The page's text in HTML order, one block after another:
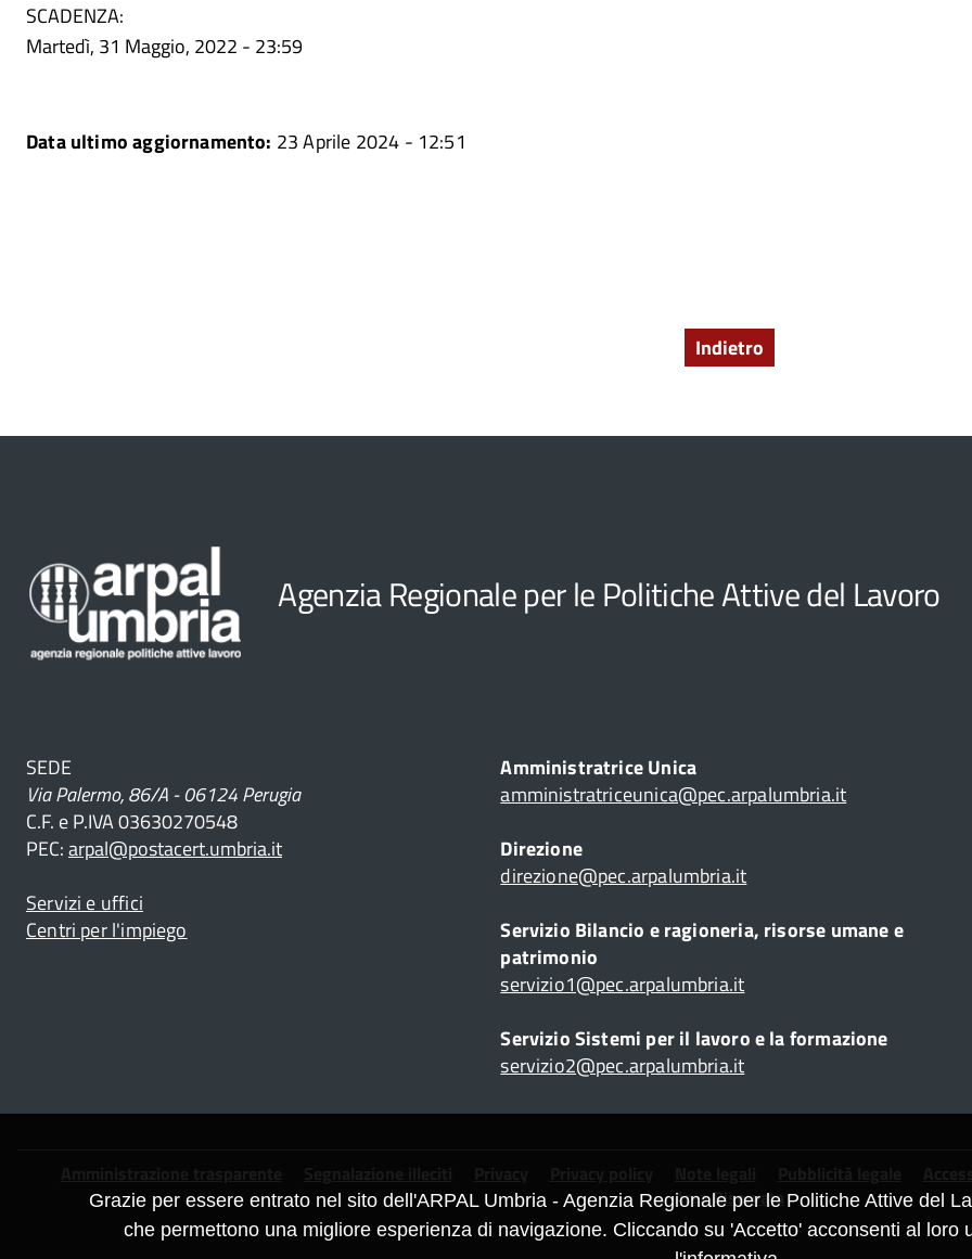
SCADENZA:
Martedì, 31 Maggio, 2022 - 23:59
Data ultimo aggiornamento: 23 Aprile 2024 - 12:51
Indietro
Agenzia Regionale per le Politiche Attive del Lavoro
SEDE
Via Palermo, 86/A - 06124 Perugia
C.F. e P.IVA 03630270548
PEC:arpal@postacert.umbria.it
Servizi e uffici
Centri per l'impiego
Amministratrice Unica
amministratriceunica@pec.arpalumbria.it
Direzione
direzione@pec.arpalumbria.it
Servizio Bilancio e ragioneria, risorse umane e
patrimonio
servizio1@pec.arpalumbria.it
Servizio Sistemi per il lavoro e la formazione
servizio2@pec.arpalumbria.it
Area Riservata
Grazie per essere entrato nel sito dell'ARPAL Umbria - Agenzia Regionale per le Politiche Attive del
che permettono una migliore esperienza di navigazione. Cliccando su 'Accetto' acconsenti al loro